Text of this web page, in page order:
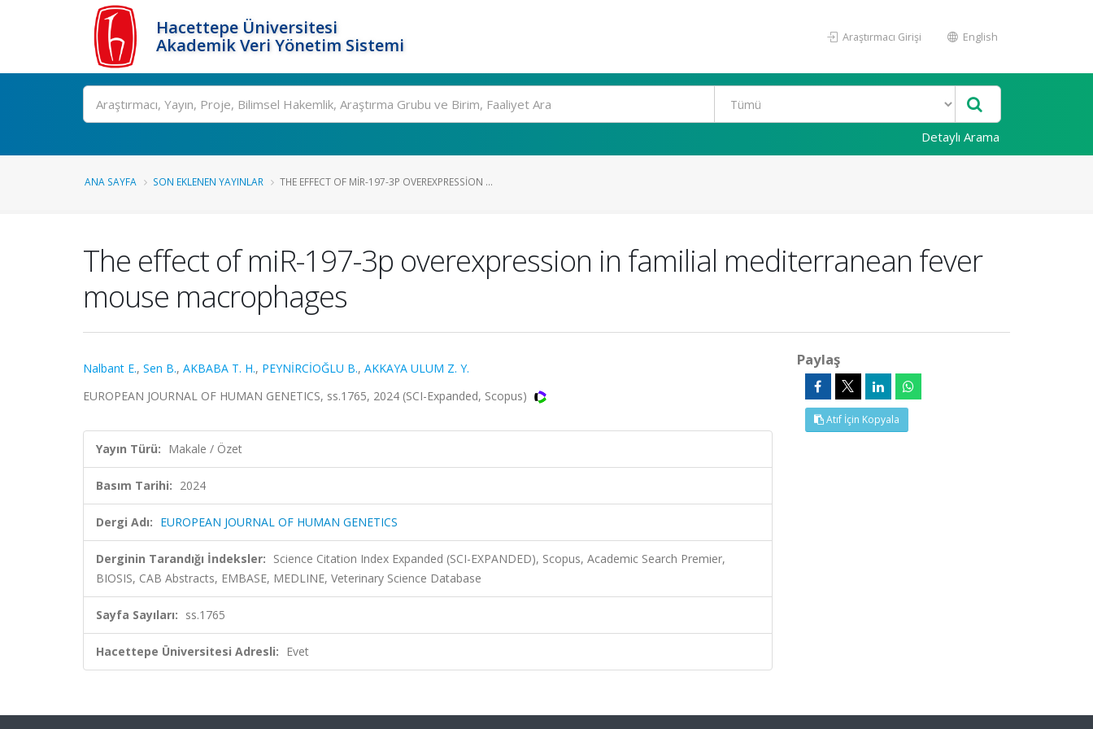
Hacettepe Üniversitesi
Akademik Veri Yönetim Sistemi
Araştırmacı Girişi English
Ara
Detaylı Arama
ANA SAYFA SON EKLENEN YAYINLAR THE EFFECT OF MIR-197-3P OVEREXPRESSION ...
The effect of miR-197-3p overexpression in familial mediterranean fever
mouse macrophages
Nalbant E., Sen B., AKBABA T. H., PEYNİRCİOĞLU B., AKKAYA ULUM Z. Y.
EUROPEAN JOURNAL OF HUMAN GENETICS, ss.1765, 2024 (SCI-Expanded, Scopus)
Yayın Türü: Makale / Özet
Basım Tarihi: 2024
Dergi Adı: EUROPEAN JOURNAL OF HUMAN GENETICS
Derginin Tarandığı İndeksler: Science Citation Index Expanded (SCI-EXPANDED), Scopus, Academic Search Premier,
BIOSIS, CAB Abstracts, EMBASE, MEDLINE, Veterinary Science Database
Sayfa Sayıları: ss.1765
Hacettepe Üniversitesi Adresli: Evet
Paylaş
Atıf İçin Kopyala